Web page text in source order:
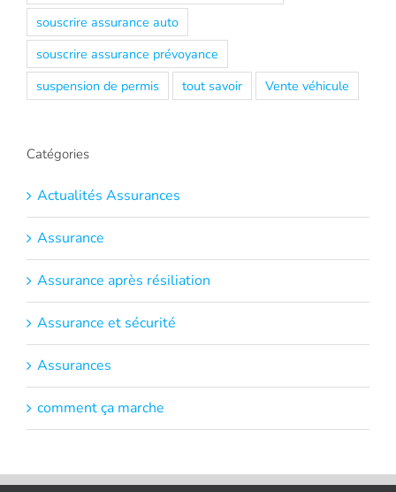
souscrire assurance auto
souscrire assurance prévoyance
suspension de permis
tout savoir Vente véhicule
Catégories
Actualités Assurances
Assurance
Assurance après résiliation
Assurance et sécurité
Assurances
comment ça marche